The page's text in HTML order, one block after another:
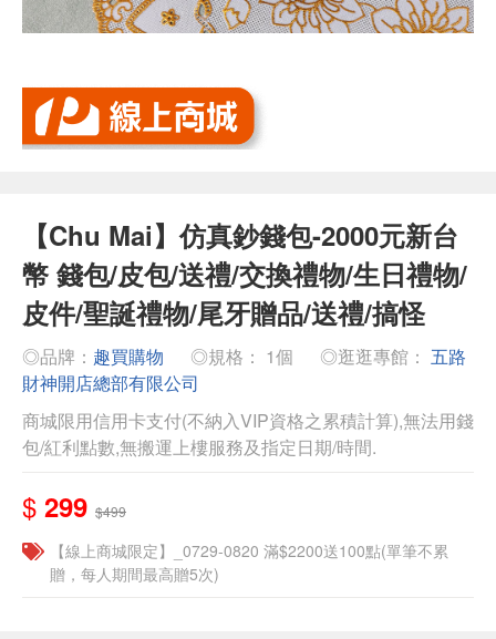
【Chu Mai】仿真鈔錢包-2000元新台
幣 錢包/皮包/送禮/交換禮物/生日禮物/
皮件/聖誕禮物/尾牙贈品/送禮/搞怪
◎品牌： 趣買購物 ◎規格： 1個 ◎逛逛專館： 五路
財神開店總部有限公司
商城限用信用卡支付(不納入VIP資格之累積計算),無法用錢
包/紅利點數,無搬運上樓服務及指定日期/時間.
$ 299 $499
【線上商城限定】_0729-0820 滿$2200送100點(單筆不累
贈，每人期間最高贈5次)